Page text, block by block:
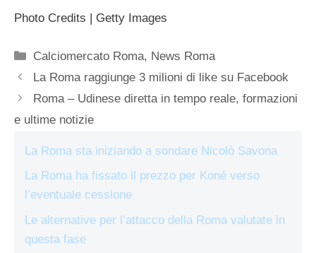
Photo Credits | Getty Images
Categorie
Calciomercato Roma, News Roma
La Roma raggiunge 3 milioni di like su Facebook
Roma – Udinese diretta in tempo reale, formazioni
e ultime notizie
La Roma sta iniziando a sondare Nicolò Savona
La Roma ha fissato il prezzo per Koné verso
l’eventuale cessione
Le alternative per l’attacco della Roma valutate in
questa fase